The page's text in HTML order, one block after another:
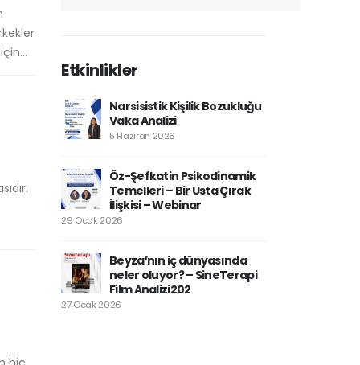
Etkinlikler
Narsisistik Kişilik Bozukluğu
Vaka Analizi
5 Haziran 2026
Öz-Şefkatin Psikodinamik
Temelleri – Bir Usta Çırak
İlişkisi – Webinar
29 Ocak 2026
Beyza’nın iç dünyasında
neler oluyor? – SineTerapi
Film Analizi202
27 Ocak 2026